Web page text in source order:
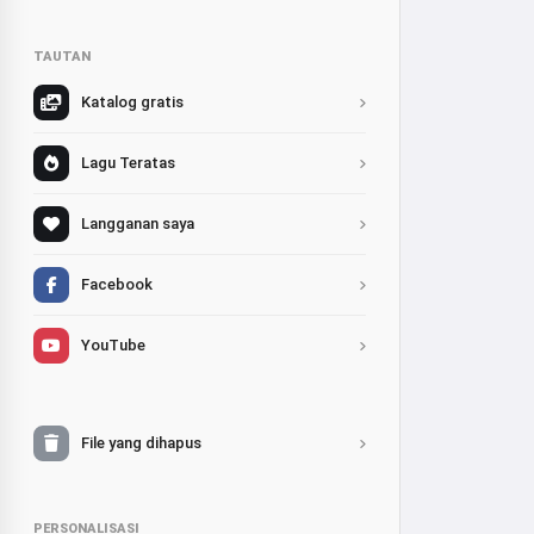
TAUTAN
Katalog gratis
Lagu Teratas
Langganan saya
Facebook
YouTube
File yang dihapus
PERSONALISASI